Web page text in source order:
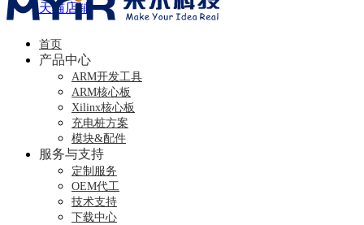
天猫店铺 |
首页
产品中心
ARM开发工具
ARM核心板
Xilinx核心板
充电桩方案
模块&配件
服务与支持
定制服务
OEM代工
技术支持
下载中心